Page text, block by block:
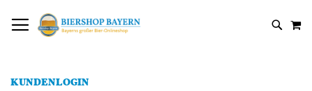
ZUM
INHALT
KUNDENLOGIN